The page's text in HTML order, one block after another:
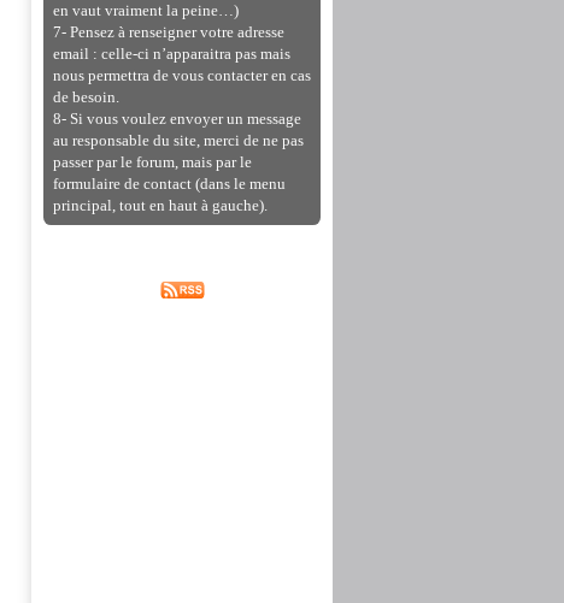
en vaut vraiment la peine…)
7- Pensez à renseigner votre adresse
email : celle-ci n’apparaitra pas mais
nous permettra de vous contacter en cas
de besoin.
8- Si vous voulez envoyer un message
au responsable du site, merci de ne pas
passer par le forum, mais par le
formulaire de contact (dans le menu
principal, tout en haut à gauche).